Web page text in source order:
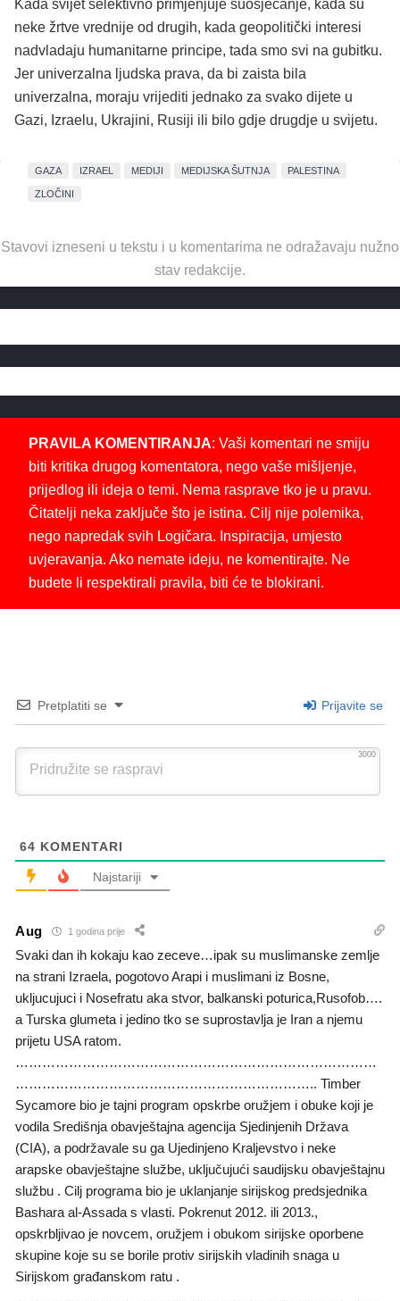
Kada svijet selektivno primjenjuje suosjećanje, kada su
neke žrtve vrednije od drugih, kada geopolitički interesi
nadvladaju humanitarne principe, tada smo svi na gubitku.
Jer univerzalna ljudska prava, da bi zaista bila
univerzalna, moraju vrijediti jednako za svako dijete u
Gazi, Izraelu, Ukrajini, Rusiji ili bilo gdje drugdje u svijetu.
GAZA IZRAEL MEDIJI MEDIJSKA ŠUTNJA PALESTINA
ZLOČINI
Stavovi izneseni u tekstu i u komentarima ne odražavaju nužno
stav redakcije.
PRAVILA KOMENTIRANJA: Vaši komentari ne smiju
biti kritika drugog komentatora, nego vaše mišljenje,
prijedlog ili ideja o temi. Nema rasprave tko je u pravu.
Čitatelji neka zaključe što je istina. Cilj nije polemika,
nego napredak svih Logičara. Inspiracija, umjesto
uvjeravanja. Ako nemate ideju, ne komentirajte. Ne
budete li respektirali pravila, biti će te blokirani.
Pretplatiti se Prijavite se
3000
64 KOMENTARI
Najstariji
Aug 1 godina prije
Svaki dan ih kokaju kao zeceve…ipak su muslimanske zemlje
na strani Izraela, pogotovo Arapi i muslimani iz Bosne,
ukljucujuci i Nosefratu aka stvor, balkanski poturica,Rusofob….
a Turska glumeta i jedino tko se suprostavlja je Iran a njemu
prijetu USA ratom.
………………………………………………………………………
………………………………………………………….. Timber
Sycamore bio je tajni program opskrbe oružjem i obuke koji je
vodila Središnja obavještajna agencija Sjedinjenih Država
(CIA), a podržavale su ga Ujedinjeno Kraljevstvo i neke
arapske obavještajne službe, uključujući saudijsku obavještajnu
službu . Cilj programa bio je uklanjanje sirijskog predsjednika
Bashara al-Assada s vlasti. Pokrenut 2012. ili 2013.,
opskrbljivao je novcem, oružjem i obukom sirijske oporbene
skupine koje su se borile protiv sirijskih vladinih snaga u
Sirijskom građanskom ratu .